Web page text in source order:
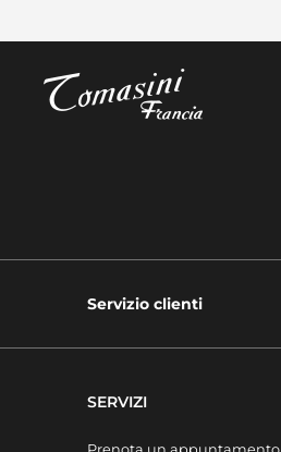
Servizio clienti
SERVIZI